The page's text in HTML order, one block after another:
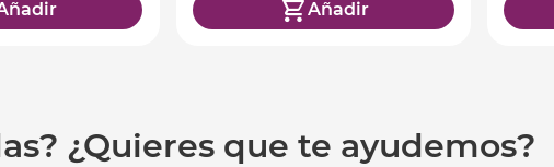
Añadir
¿Quieres que te ayudemos?